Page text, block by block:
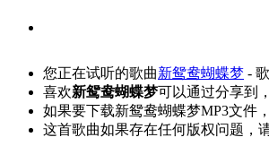
您正在试听的歌曲新鸳鸯蝴蝶梦 -
喜欢新鸳鸯蝴蝶梦可以通过分享到
如果要下载新鸳鸯蝴蝶梦MP3文件
这首歌曲如果存在任何版权问题，